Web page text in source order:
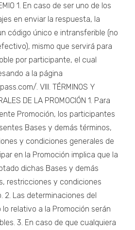
1. En caso de ser uno de los
en enviar la respuesta, la
código único e intransferible (no
mismo que servirá para
por participante, el cual
a la página
. VIII. TÉRMINOS Y
DE LA PROMOCIÓN 1. Para
Promoción, los participantes
Bases y demás términos,
y condiciones generales de
en la Promoción implica que la
dichas Bases y demás
restricciones y condiciones
2. Las determinaciones del
lo relativo a la Promoción serán
3. En caso de que cualquiera